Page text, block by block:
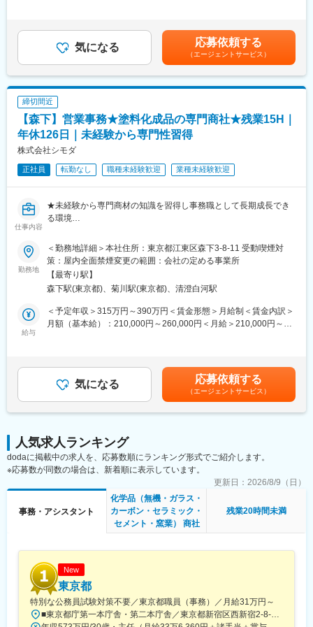
おります。石材加工の技術はもちろんのこと、多様なニーズに柔
軟に対応できることもあり、選ばれ続けております。
【残業はほとんど発生しません】
残業は基本的に行わない方針で、少ない残業時間を実現しており
ます。一人に業務負担がかからないよう、案件調整等も行ってお
ります。
■組織構成：
す。業界未経験の方も多くご入社されています。
■会社・求人の魅力：
・当社の製品は土木関連の建築資材であり、販売先は地元建設業
・経理職の補助として業務全般のサポートを行っていただきま
す。
変更の範囲：会社の定める業務
する可能性があります。月給(月額)は固定手当を含めた表記です。
気になる 応募依頼する
（エージェントサービス）
締切間近
【森下】営業事務★塗料化成品の専門商社★残業15H｜
年休126日｜未経験から専門性習得
株式会社シモダ
正社員 転勤なし 職種未経験歓迎 業種未経験歓迎
仕事内容
★未経験から専門商材の知識を習得し事務職として長期成長でき
る環境
業務
★年休126日と残業15hで働きやすさと成長の両立が叶う職場
■概要：
創業70年の専門商社で、メーカーと顧客をつなぐ営業事務として
受発注業務や納期調整を担当します。入力作業だけでなく、在庫
確認や手配など事業運営の中心を支える役割で、未経験から専門
性を身につけられる環境です。
＜誰に＞
塗料・化成品を扱う製造業や建設関連企業など、全国2,800社の顧
客。
ーへの発注、納期問い合わせ対応など。
＜どのように＞
販売管理システムを使用し、在庫状況を確認しながら最適な手配
を実施。メーカーと顧客双方と連携し、正確かつ丁寧な対応で信
頼関係を築きます。未経験の方もOJTで段階的に業務を習得でき
度もあり、生活リズムに合わせた働き方が可能です。転勤はな
く、腰を据えて働けます。
■組織構成：
東京支店の営業事務チームに配属。20～40代が在籍し、質問しや
勤務地
＜勤務地詳細＞本社住所：東京都江東区森下3-8-11 受動喫煙対
策：屋内全面禁煙変更の範囲：会社の定める事業所
【最寄り駅】
森下駅(東京都)、菊川駅(東京都)、清澄白河駅
給与
＜予定年収＞315万円～390万円＜賃金形態＞月給制＜賃金内訳＞
月額（基本給）：210,000円～260,000円＜月給＞210,000円～
円～5,000円※前年度実績）■賞与：年2回（計4か月分※前年度実
績）賃金はあくまでも目安の金額であり、選考を通じて上下する
可能性があります。月給(月額)は固定手当を含めた表記です。
気になる 応募依頼する
（エージェントサービス）
人気求人ランキング
dodaに掲載中の求人を、応募数順にランキング形式でご紹介します。
※応募数が同数の場合は、新着順に表示しています。
更新日： 2026/8/9（日）
事務・アシスタント
化学品（無機・ガラス・
カーボン・セラミック・
セメント・窯業） 商社
残業20時間未満
New
東京都
特別な公務員試験対策不要／東京都職員（事務）／月給31万円～